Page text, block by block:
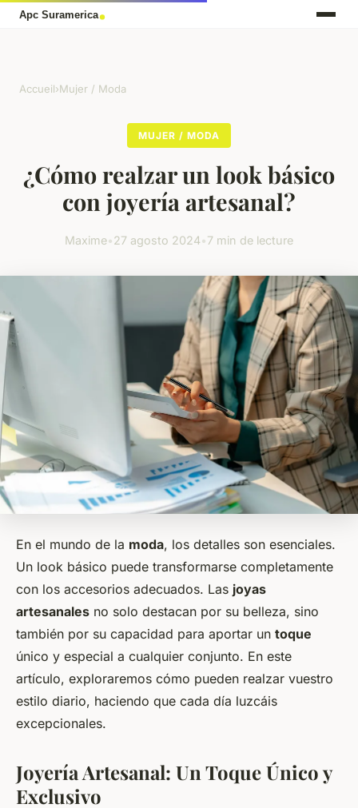
Accueil›Mujer / Moda
MUJER / MODA
¿Cómo realzar un look básico
con joyería artesanal?
Maxime•27 agosto 2024•7 min de lecture
En el mundo de la moda, los detalles son esenciales.
Un look básico puede transformarse completamente
con los accesorios adecuados. Las joyas
artesanales no solo destacan por su belleza, sino
también por su capacidad para aportar un toque
único y especial a cualquier conjunto. En este
artículo, exploraremos cómo pueden realzar vuestro
estilo diario, haciendo que cada día luzcáis
excepcionales.
Joyería Artesanal: Un Toque Único y
Exclusivo